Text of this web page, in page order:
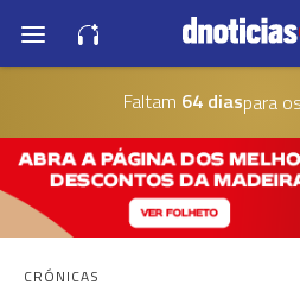
Faltam 64 diaspara os
CRÓNICAS